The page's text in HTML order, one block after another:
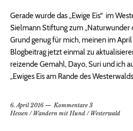
Gerade wurde das „Ewige Eis“ im
Sielmann Stiftung zum „Naturwunder
Grund genug für mich, meinen im
Blogbeitrag jetzt einmal zu
reizende Gemahl, Dayo, Suri und ich
„Ewiges Eis am Rande des
6. April 2016
Kommentare 3
Hessen / Wandern mit Hund / Westerwald